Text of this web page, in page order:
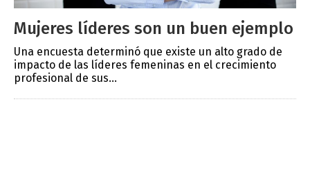
Mujeres líderes son un buen ejemplo
Una encuesta determinó que existe un alto grado de
impacto de las líderes femeninas en el crecimiento
profesional de sus...